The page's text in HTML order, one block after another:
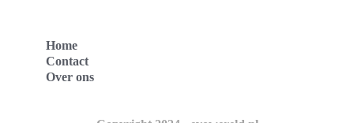
Home
Contact
Over ons